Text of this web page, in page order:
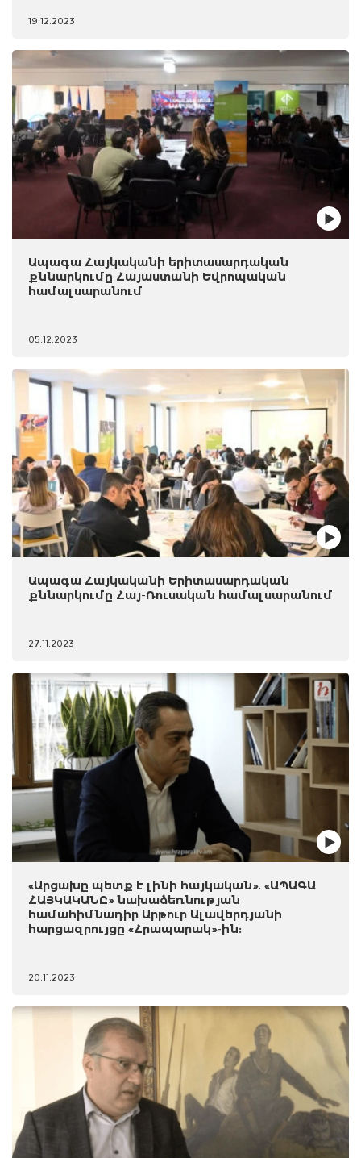
19.12.2023
Ապագա Հայկականի երիտասարդական
քննարկումը Հայաստանի Եվրոպական
համալսարանում
05.12.2023
Ապագա Հայկականի Երիտասարդական
քննարկումը Հայ-Ռուսական համալսարանում
27.11.2023
«Արցախը պետք է լինի հայկական». «ԱՊԱԳԱ
ՀԱՅԿԱԿԱՆԸ» նախաձեռնության
համահիմնադիր Արթուր Ալավերդյանի
հարցազրույցը «Հրապարակ»-ին:
20.11.2023